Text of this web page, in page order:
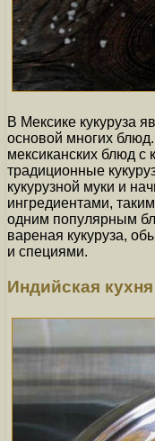
В Мексике кукуруза
основой многих
мексиканских блюд с
традиционные
кукурузной муки и
ингредиентами,
одним популярным
вареная кукуруза,
и специями.
Индийская кухня